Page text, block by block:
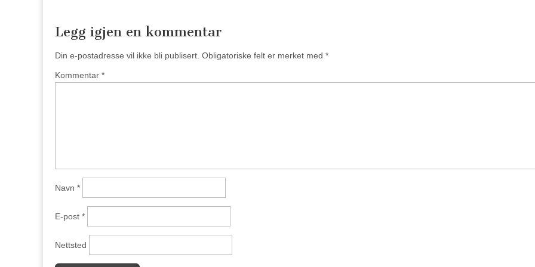
Legg igjen en kommentar
Din e-postadresse vil ikke bli publisert. Obligatoriske felt er merket med *
Kommentar *
Navn *
E-post *
Nettsted